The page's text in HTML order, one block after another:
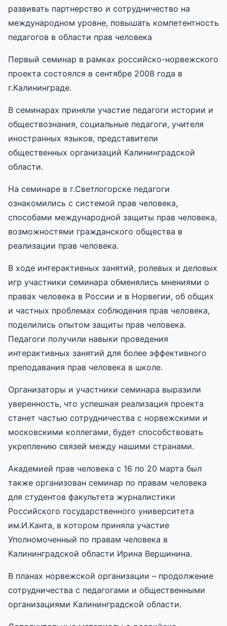
развивать партнерство и сотрудничество на
международном уровне, повышать компетентность
педагогов в области прав человека
Первый семинар в рамках российско-норвежского
проекта состоялся в сентябре 2008 года в
г.Калининграде.
В семинарах приняли участие педагоги истории и
обществознания, социальные педагоги, учителя
иностранных языков, представители
общественных организаций Калининградской
области.
На семинаре в г.Светлогорске педагоги
ознакомились с системой прав человека,
способами международной защиты прав человека,
возможностями гражданского общества в
реализации прав человека.
В ходе интерактивных занятий, ролевых и деловых
игр участники семинара обменялись мнениями о
правах человека в России и в Норвегии, об общих
и частных проблемах соблюдения прав человека,
поделились опытом защиты прав человека.
Педагоги получили навыки проведения
интерактивных занятий для более эффективного
преподавания прав человека в школе.
Организаторы и участники семинара выразили
уверенность, что успешная реализация проекта
станет частью сотрудничества с норвежскими и
московскими коллегами, будет способствовать
укреплению связей между нашими странами.
Академией прав человека с 16 по 20 марта был
также организован семинар по правам человека
для студентов факультета журналистики
Российского государственного университета
им.И.Канта, в котором приняла участие
Уполномоченный по правам человека в
Калининградской области Ирина Вершинина.
В планах норвежской организации – продолжение
сотрудничества с педагогами и общественными
организациями Калининградской области.